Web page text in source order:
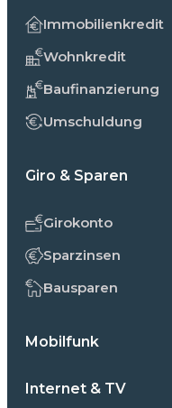
Immobilienkredit
Wohnkredit
Baufinanzierung
Umschuldung
Giro & Sparen
Girokonto
Sparzinsen
Bausparen
Mobilfunk
Internet & TV